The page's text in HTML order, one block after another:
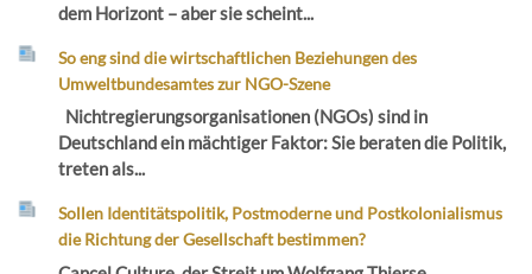
dem Horizont – aber sie scheint...
So eng sind die wirtschaftlichen Beziehungen des
Umweltbundesamtes zur NGO-Szene
Nichtregierungsorganisationen (NGOs) sind in
Deutschland ein mächtiger Faktor: Sie beraten die Politik,
treten als...
Sollen Identitätspolitik, Postmoderne und Postkolonialismus
die Richtung der Gesellschaft bestimmen?